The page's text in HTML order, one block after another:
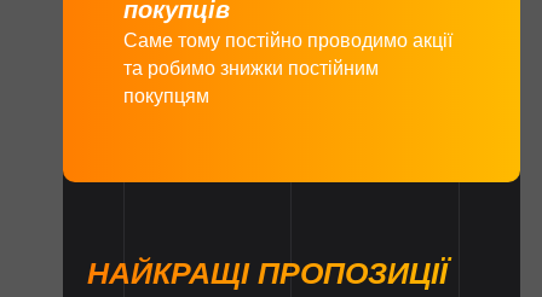
покупців
Саме тому постійно проводимо акції
та робимо знижки постійним
покупцям
НАЙКРАЩІ ПРОПОЗИЦІЇ